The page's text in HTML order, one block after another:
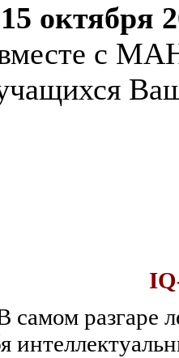
октября
с
самом разгаре